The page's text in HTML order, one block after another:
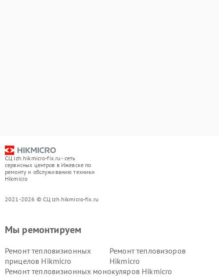
СЦ izh.hikmicro-fix.ru - сеть
сервисных центров в Ижевске по
ремонту и обслуживанию техники
Hikmicro
2021-2026 © СЦ izh.hikmicro-fix.ru
Мы ремонтируем
Ремонт тепловизионных
прицелов Hikmicro
Ремонт тепловизоров
Hikmicro
Ремонт тепловизионных монокуляров Hikmicro